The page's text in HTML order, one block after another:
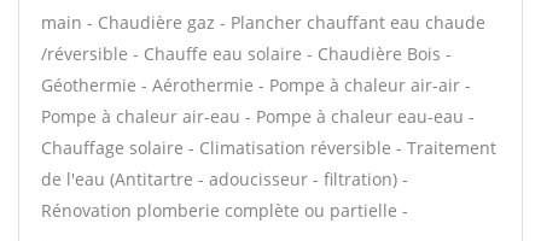
main - Chaudière gaz - Plancher chauffant eau chaude
/réversible - Chauffe eau solaire - Chaudière Bois -
Géothermie - Aérothermie - Pompe à chaleur air-air -
Pompe à chaleur air-eau - Pompe à chaleur eau-eau -
Chauffage solaire - Climatisation réversible - Traitement
de l'eau (Antitartre - adoucisseur - filtration) -
Rénovation plomberie complète ou partielle -